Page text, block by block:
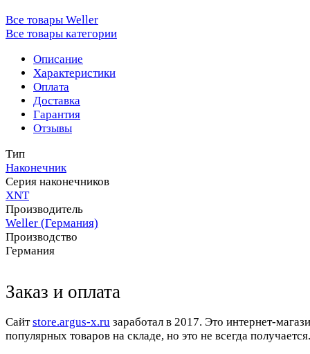
Все товары Weller
Все товары категории
Описание
Характеристики
Оплата
Доставка
Гарантия
Отзывы
Тип
Наконечник
Серия наконечников
XNT
Производитель
Weller (Германия)
Производство
Германия
Заказ и оплата
Cайтstore.argus-x.ru заработал в 2017. Это интернет-
популярных товаров на складе, но это не всегда